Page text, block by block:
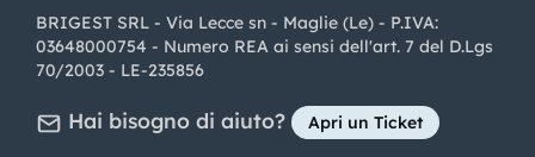
BRIGEST SRL - Via Lecce sn - Maglie (Le) - P.IVA:
03648000754 - Numero REA ai sensi dell'art. 7 del D.Lgs
70/2003 - LE-235856
Hai bisogno di aiuto? Apri un Ticket